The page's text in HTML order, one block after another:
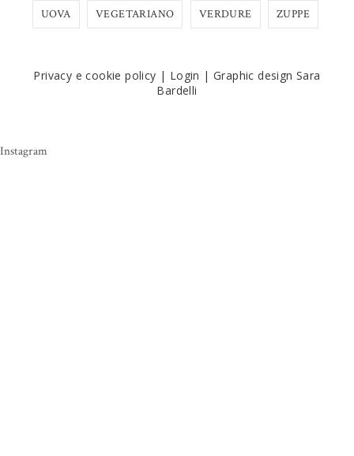
UOVA VEGETARIANO VERDURE ZUPPE
Privacy e cookie policy | Login | Graphic design Sara
Bardelli
Instagram